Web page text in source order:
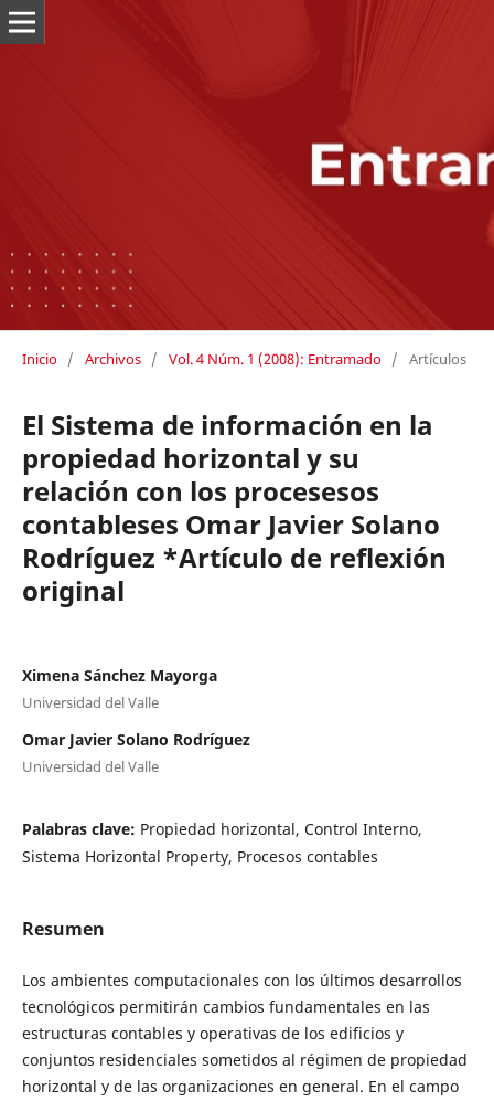
Inicio / Archivos / Vol. 4 Núm. 1 (2008): Entramado / Artículos
El Sistema de información en la
propiedad horizontal y su
relación con los procesesos
contableses Omar Javier Solano
Rodríguez *Artículo de reflexión
original
Ximena Sánchez Mayorga
Universidad del Valle
Omar Javier Solano Rodríguez
Universidad del Valle
Palabras clave: Propiedad horizontal, Control Interno,
Sistema Horizontal Property, Procesos contables
Resumen
Los ambientes computacionales con los últimos desarrollos
tecnológicos permitirán cambios fundamentales en las
estructuras contables y operativas de los edificios y
conjuntos residenciales sometidos al régimen de propiedad
horizontal y de las organizaciones en general. En el campo